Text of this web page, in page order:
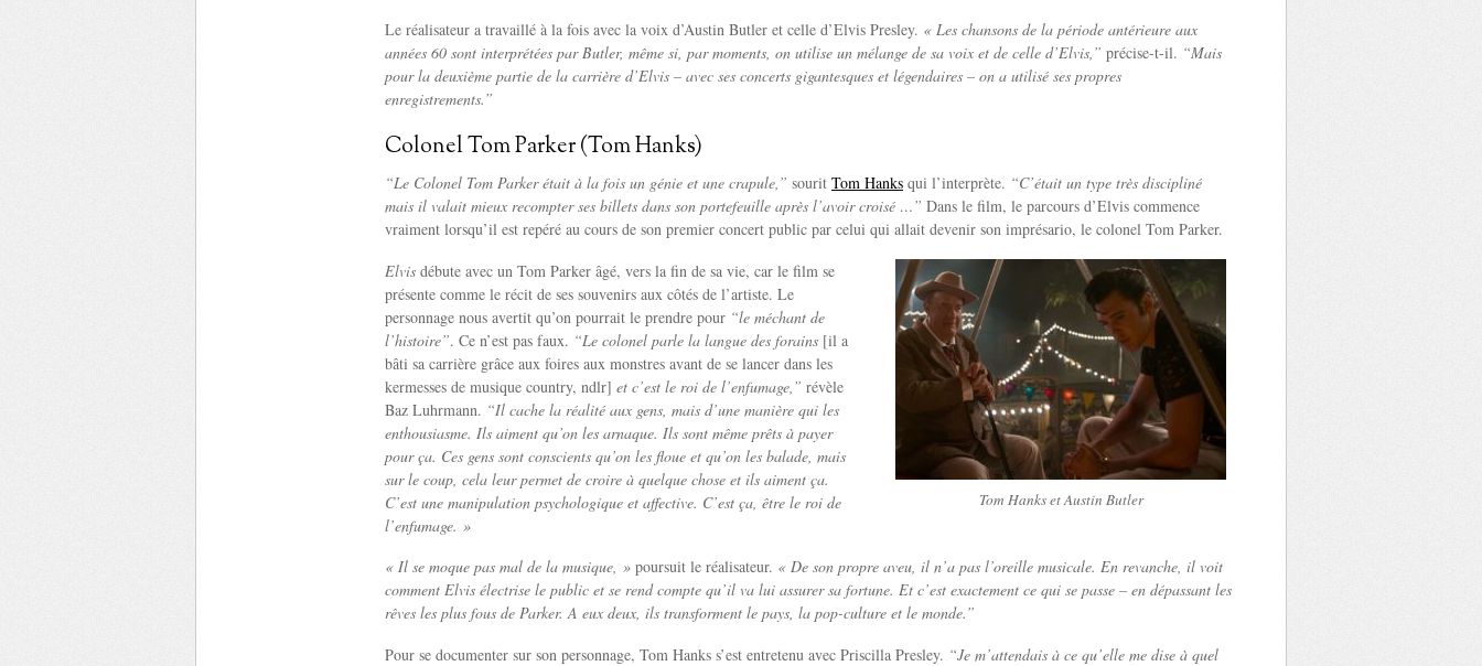
Le réalisateur a travaillé à la fois avec la voix d’Austin Butler et celle d’Elvis Presley. « Les chansons de la période antérieure aux
années 60 sont interprétées par Butler, même si, par moments, on utilise un mélange de sa voix et de celle d’Elvis,” précise-t-il. “Mais
pour la deuxième partie de la carrière d’Elvis – avec ses concerts gigantesques et légendaires – on a utilisé ses propres
enregistrements.”
Colonel Tom Parker (Tom Hanks)
“Le Colonel Tom Parker était à la fois un génie et une crapule,” sourit Tom Hanks qui l’interprète. “C’était un type très discipliné
mais il valait mieux recompter ses billets dans son portefeuille après l’avoir croisé …” Dans le film, le parcours d’Elvis commence
vraiment lorsqu’il est repéré au cours de son premier concert public par celui qui allait devenir son imprésario, le colonel Tom Parker.
Tom Hanks et Austin Butler
Elvis débute avec un Tom Parker âgé, vers la fin de sa vie, car le film se
présente comme le récit de ses souvenirs aux côtés de l’artiste. Le
personnage nous avertit qu’on pourrait le prendre pour “le méchant de
l’histoire”. Ce n’est pas faux. “Le colonel parle la langue des forains [il a
bâti sa carrière grâce aux foires aux monstres avant de se lancer dans les
kermesses de musique country, ndlr] et c’est le roi de l’enfumage,” révèle
Baz Luhrmann. “Il cache la réalité aux gens, mais d’une manière qui les
enthousiasme. Ils aiment qu’on les arnaque. Ils sont même prêts à payer
pour ça. Ces gens sont conscients qu’on les floue et qu’on les balade, mais
sur le coup, cela leur permet de croire à quelque chose et ils aiment ça.
C’est une manipulation psychologique et affective. C’est ça, être le roi de
l’enfumage. »
« Il se moque pas mal de la musique, » poursuit le réalisateur. « De son propre aveu, il n’a pas l’oreille musicale. En revanche, il voit
comment Elvis électrise le public et se rend compte qu’il va lui assurer sa fortune. Et c’est exactement ce qui se passe – en dépassant les
rêves les plus fous de Parker. A eux deux, ils transforment le pays, la pop-culture et le monde.”
Pour se documenter sur son personnage, Tom Hanks s’est entretenu avec Priscilla Presley. “Je m’attendais à ce qu’elle me dise à quel